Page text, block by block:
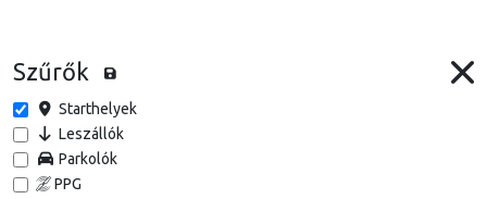
Szűrők
Starthelyek
Leszállók
Parkolók
PPG